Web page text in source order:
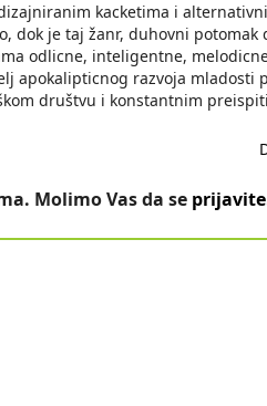
kacketima i
dok je taj žanr, duhovni
odlicne, inteligentne,
apokalipticnog razvoja mladosti
društvu i konstantnim
Molimo Vas da se prijavite